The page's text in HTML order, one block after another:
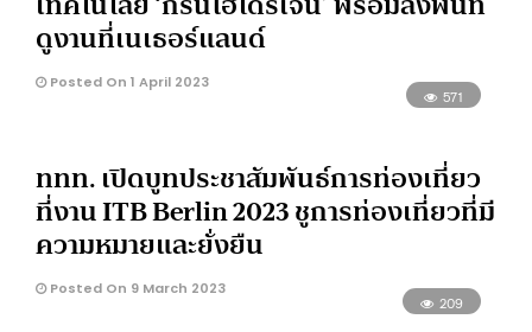
ดูงานที่เนเธอร์แลนด์
Posted On 1 April 2023
571
ททท. เปิดบูทประชาสัมพันธ์การท่องเที่ยว
ที่งาน ITB Berlin 2023 ชูการท่องเที่ยวที่มี
ความหมายและยั่งยืน
Posted On 9 March 2023
209